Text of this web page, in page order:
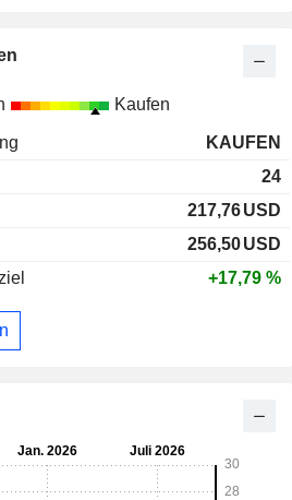
Kaufen
KAUFEN
24
217,76USD
256,50USD
+17,79 %